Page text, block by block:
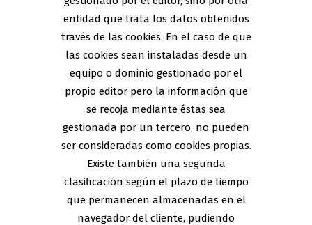
entidad que trata los datos obtenidos
través de las cookies. En el caso de que
las cookies sean instaladas desde un
equipo o dominio gestionado por el
propio editor pero la información que
se recoja mediante éstas sea
gestionada por un tercero, no pueden
ser consideradas como cookies propias.
Existe también una segunda
clasificación según el plazo de tiempo
que permanecen almacenadas en el
navegador del cliente, pudiendo